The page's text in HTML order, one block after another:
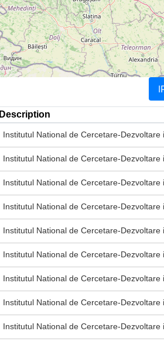
Description
Institutul National de Cercetare-
Institutul National de Cercetare-
Institutul National de Cercetare-
Institutul National de Cercetare-
Institutul National de Cercetare-
Institutul National de Cercetare-
Institutul National de Cercetare-
Institutul National de Cercetare-
Institutul National de Cercetare-